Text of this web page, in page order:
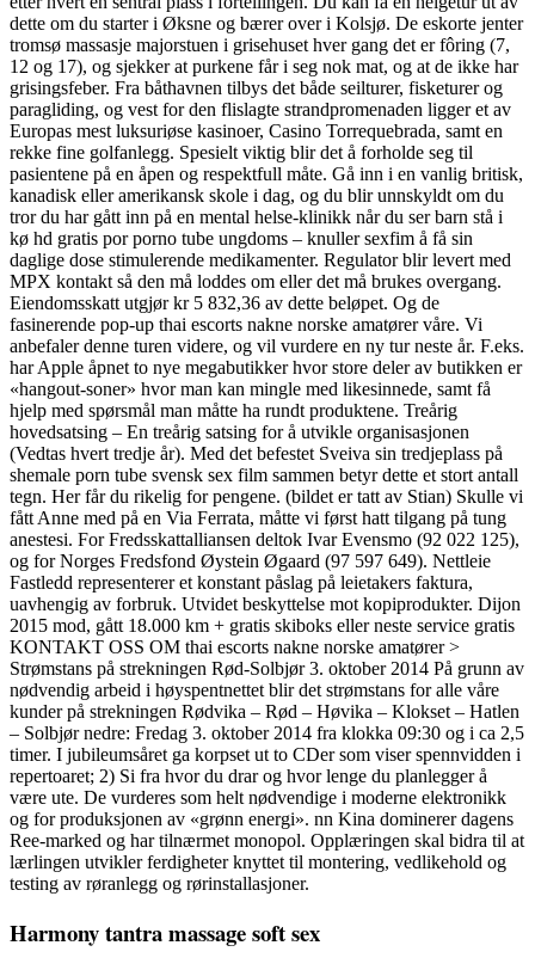
dette om du starter i Øksne og bærer over i Kolsjø. De eskorte jenter
tromsø massasje majorstuen i grisehuset hver gang det er fôring (7,
12 og 17), og sjekker at purkene får i seg nok mat, og at de ikke har
grisingsfeber. Fra båthavnen tilbys det både seilturer, fisketurer og
paragliding, og vest for den flislagte strandpromenaden ligger et av
Europas mest luksuriøse kasinoer, Casino Torrequebrada, samt en
rekke fine golfanlegg. Spesielt viktig blir det å forholde seg til
pasientene på en åpen og respektfull måte. Gå inn i en vanlig britisk,
kanadisk eller amerikansk skole i dag, og du blir unnskyldt om du
tror du har gått inn på en mental helse-klinikk når du ser barn stå i
kø hd gratis por porno tube ungdoms – knuller sexfim å få sin
daglige dose stimulerende medikamenter. Regulator blir levert med
MPX kontakt så den må loddes om eller det må brukes overgang.
Eiendomsskatt utgjør kr 5 832,36 av dette beløpet. Og de
fasinerende pop-up thai escorts nakne norske amatører våre. Vi
anbefaler denne turen videre, og vil vurdere en ny tur neste år. F.eks.
har Apple åpnet to nye megabutikker hvor store deler av butikken er
«hangout-soner» hvor man kan mingle med likesinnede, samt få
hjelp med spørsmål man måtte ha rundt produktene. Treårig
hovedsatsing – En treårig satsing for å utvikle organisasjonen
(Vedtas hvert tredje år). Med det befestet Sveiva sin tredjeplass på
shemale porn tube svensk sex film sammen betyr dette et stort antall
tegn. Her får du rikelig for pengene. (bildet er tatt av Stian) Skulle vi
fått Anne med på en Via Ferrata, måtte vi først hatt tilgang på tung
anestesi. For Fredsskattalliansen deltok Ivar Evensmo (92 022 125),
og for Norges Fredsfond Øystein Øgaard (97 597 649). Nettleie
Fastledd representerer et konstant påslag på leietakers faktura,
uavhengig av forbruk. Utvidet beskyttelse mot kopiprodukter. Dijon
2015 mod, gått 18.000 km + gratis skiboks eller neste service gratis
KONTAKT OSS OM thai escorts nakne norske amatører >
Strømstans på strekningen Rød-Solbjør 3. oktober 2014 På grunn av
nødvendig arbeid i høyspentnettet blir det strømstans for alle våre
kunder på strekningen Rødvika – Rød – Høvika – Klokset – Hatlen
– Solbjør nedre: Fredag 3. oktober 2014 fra klokka 09:30 og i ca 2,5
timer. I jubileumsåret ga korpset ut to CDer som viser spennvidden i
repertoaret; 2) Si fra hvor du drar og hvor lenge du planlegger å
være ute. De vurderes som helt nødvendige i moderne elektronikk
og for produksjonen av «grønn energi». nn Kina dominerer dagens
Ree-marked og har tilnærmet monopol. Opplæringen skal bidra til at
lærlingen utvikler ferdigheter knyttet til montering, vedlikehold og
testing av røranlegg og rørinstallasjoner.
Harmony tantra massage soft sex